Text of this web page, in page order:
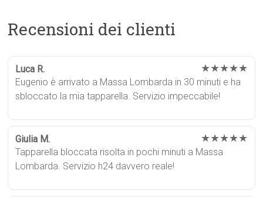
Recensioni dei clienti
Luca R. ★★★★★
Eugenio è arrivato a Massa Lombarda in 30 minuti e ha
sbloccato la mia tapparella. Servizio impeccabile!
Giulia M. ★★★★★
Tapparella bloccata risolta in pochi minuti a Massa
Lombarda. Servizio h24 davvero reale!